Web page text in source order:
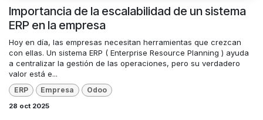
Importancia de la escalabilidad de un sistema
ERP en la empresa
Hoy en día, las empresas necesitan herramientas que crezcan
con ellas. Un sistema ERP ( Enterprise Resource Planning ) ayuda
a centralizar la gestión de las operaciones, pero su verdadero
valor está e...
ERP Empresa Odoo
28 oct 2025